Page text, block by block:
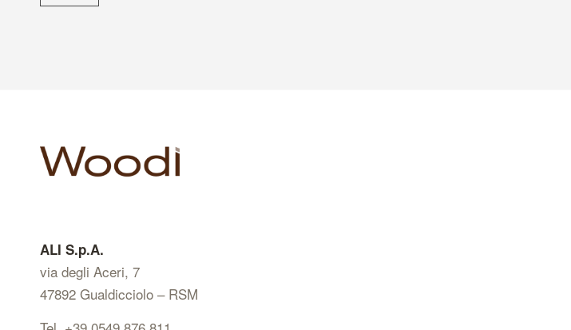
ALI S.p.A.
via degli Aceri, 7
47892 Gualdicciolo – RSM